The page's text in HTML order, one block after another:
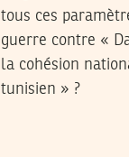
tous ces
guerre contre «
la cohésion
tunisien » ?